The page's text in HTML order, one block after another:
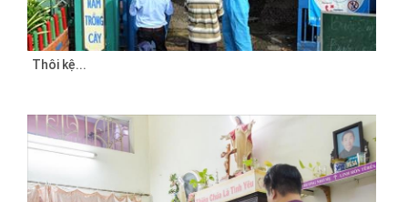
Thôi kệ...